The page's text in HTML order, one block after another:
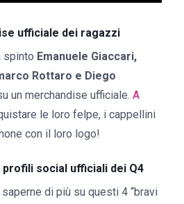
ufficiale dei ragazzi
spinto Emanuele Giaccari,
Rottaro e Diego
un merchandise ufficiale. A
le loro felpe, i cappellini
con il loro logo!
profili social ufficiali dei Q4
di più su questi 4 “bravi